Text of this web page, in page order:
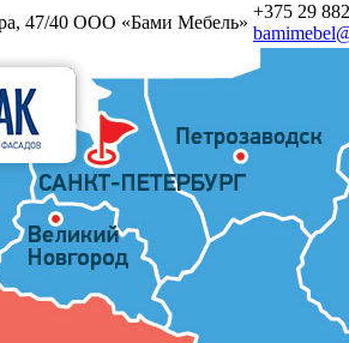
47/40 ООО «Бами Мебель»
+375 29